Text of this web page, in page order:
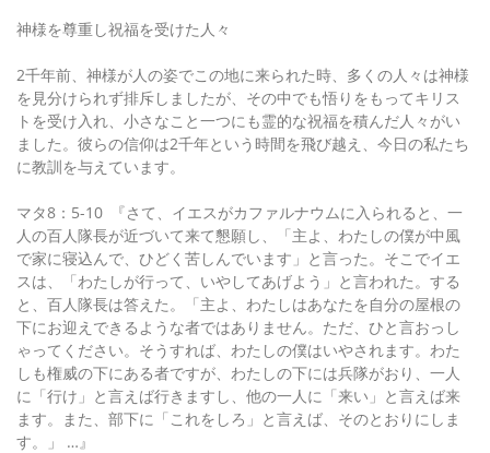
神様を尊重し祝福を受けた人々
2千年前、神様が人の姿でこの地に来られた時、多くの人々は神様
を見分けられず排斥しましたが、その中でも悟りをもってキリス
トを受け入れ、小さなこと一つにも霊的な祝福を積んだ人々がい
ました。彼らの信仰は2千年という時間を飛び越え、今日の私たち
に教訓を与えています。
マタ8：5-10 『さて、イエスがカファルナウムに入られると、一
人の百人隊長が近づいて来て懇願し、「主よ、わたしの僕が中風
で家に寝込んで、ひどく苦しんでいます」と言った。そこでイエ
スは、「わたしが行って、いやしてあげよう」と言われた。する
と、百人隊長は答えた。「主よ、わたしはあなたを自分の屋根の
下にお迎えできるような者ではありません。ただ、ひと言おっし
ゃってください。そうすれば、わたしの僕はいやされます。わた
しも権威の下にある者ですが、わたしの下には兵隊がおり、一人
に「行け」と言えば行きますし、他の一人に「来い」と言えば来
ます。また、部下に「これをしろ」と言えば、そのとおりにしま
す。」 …』